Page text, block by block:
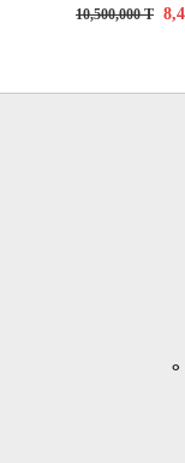
10,500,000T